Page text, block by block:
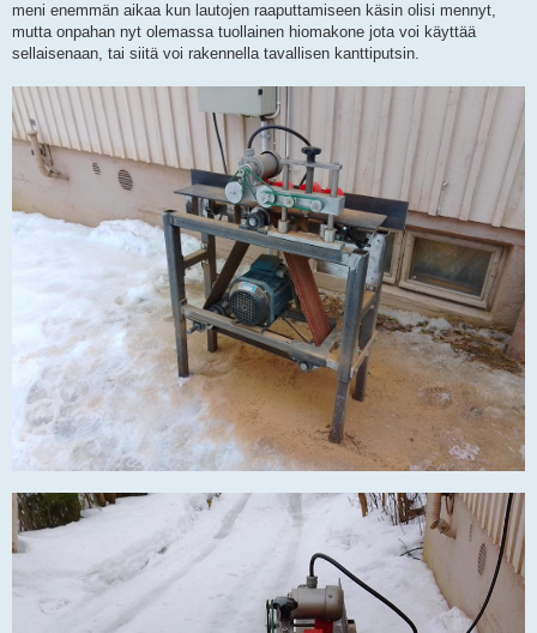
meni enemmän aikaa kun lautojen raaputtamiseen käsin olisi mennyt,
mutta onpahan nyt olemassa tuollainen hiomakone jota voi käyttää
sellaisenaan, tai siitä voi rakennella tavallisen kanttiputsin.